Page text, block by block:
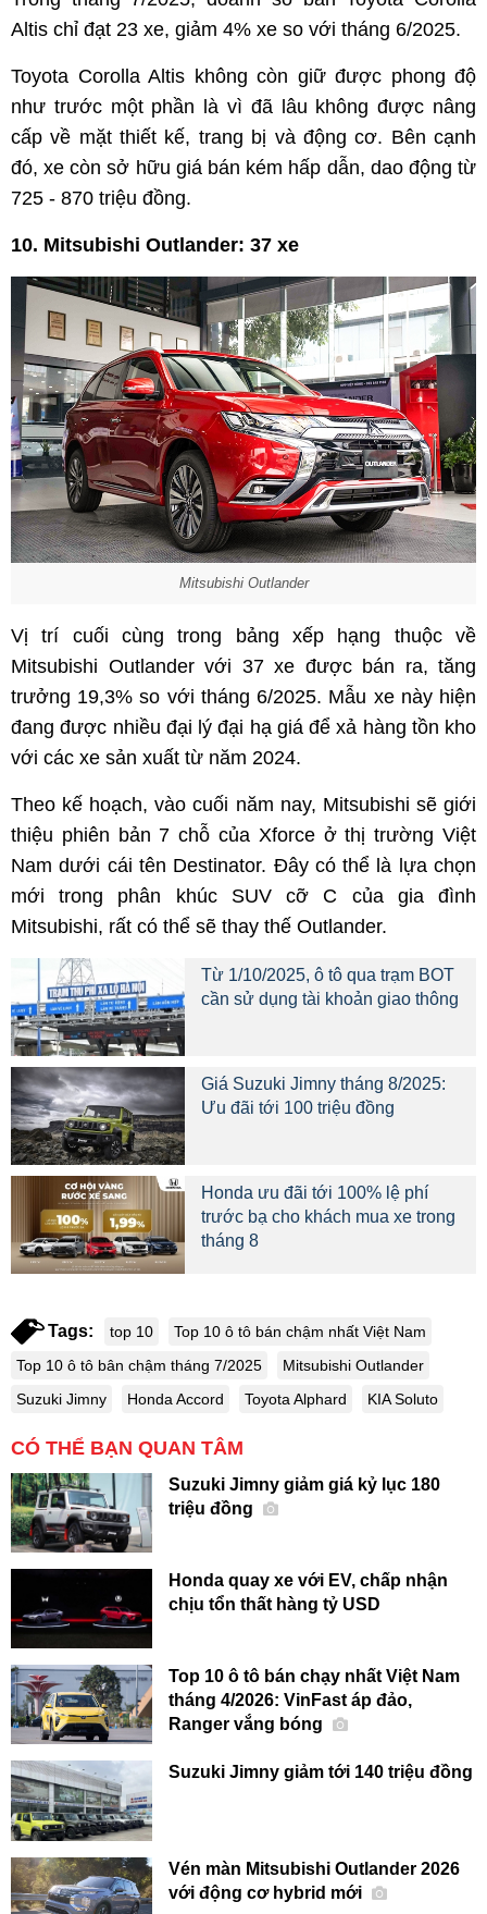
Altis chỉ đạt 23 xe, giảm 4% xe so với tháng 6/2025.
Toyota Corolla Altis không còn giữ được phong độ
như trước một phần là vì đã lâu không được nâng
cấp về mặt thiết kế, trang bị và động cơ. Bên cạnh
đó, xe còn sở hữu giá bán kém hấp dẫn, dao động từ
725 - 870 triệu đồng.
10. Mitsubishi Outlander: 37 xe
Mitsubishi Outlander
Vị trí cuối cùng trong bảng xếp hạng thuộc về
Mitsubishi Outlander với 37 xe được bán ra, tăng
trưởng 19,3% so với tháng 6/2025. Mẫu xe này hiện
đang được nhiều đại lý đại hạ giá để xả hàng tồn kho
với các xe sản xuất từ năm 2024.
Theo kế hoạch, vào cuối năm nay, Mitsubishi sẽ giới
thiệu phiên bản 7 chỗ của Xforce ở thị trường Việt
Nam dưới cái tên Destinator. Đây có thể là lựa chọn
mới trong phân khúc SUV cỡ C của gia đình
Mitsubishi, rất có thể sẽ thay thế Outlander.
Từ 1/10/2025, ô tô qua trạm BOT
cần sử dụng tài khoản giao thông
Giá Suzuki Jimny tháng 8/2025:
Ưu đãi tới 100 triệu đồng
Honda ưu đãi tới 100% lệ phí
trước bạ cho khách mua xe trong
tháng 8
Tags: top 10
Top 10 ô tô bán chậm nhất Việt Nam
Top 10 ô tô bân chậm tháng 7/2025
Mitsubishi Outlander
Suzuki Jimny
Honda Accord Toyota Alphard KIA Soluto
CÓ THỂ BẠN QUAN TÂM
Suzuki Jimny giảm giá kỷ lục 180
triệu đồng
Honda quay xe với EV, chấp nhận
chịu tổn thất hàng tỷ USD
Top 10 ô tô bán chạy nhất Việt Nam
tháng 4/2026: VinFast áp đảo,
Ranger vắng bóng
Suzuki Jimny giảm tới 140 triệu đồng
Vén màn Mitsubishi Outlander 2026
với động cơ hybrid mới